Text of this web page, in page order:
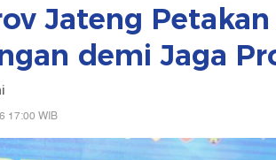
Jateng
demi Jaga
17:00 WIB